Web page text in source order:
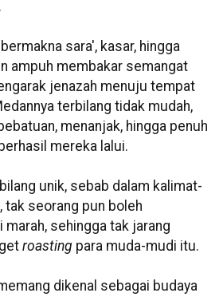
sara', kasar, hingga
ampuh membakar semangat
jenazah menuju tempat
terbilang tidak mudah,
menanjak, hingga penuh
mereka lalui.
unik, sebab dalam kalimat-
tak seorang pun boleh
sehingga tak jarang
roasting para muda-mudi itu.
dikenal sebagai budaya